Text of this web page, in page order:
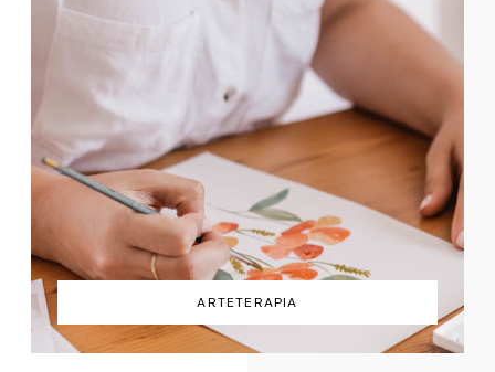
ARTETERAPIA